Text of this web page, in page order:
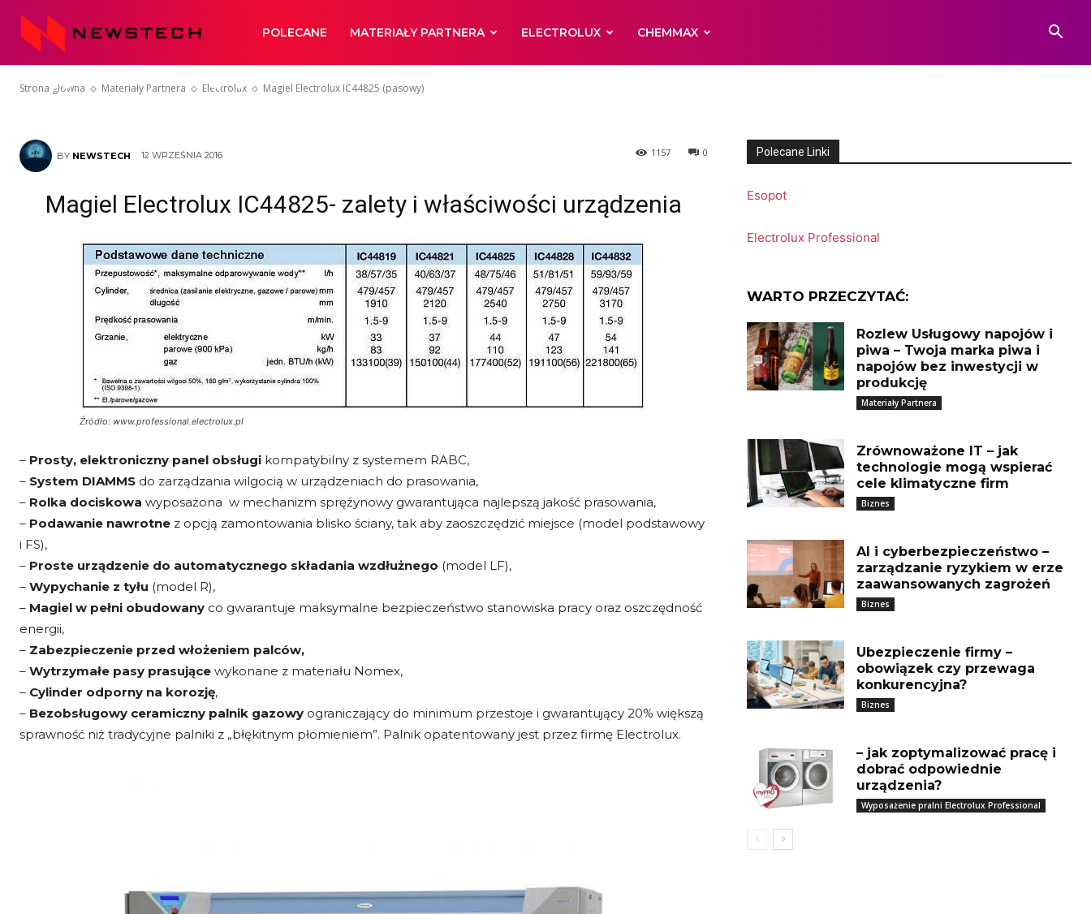
NewstechPOLECANE MATERIAŁY PARTNERA ELECTROLUX CHEMMAX
Strona główna Materiały Partnera Electrolux Magiel Electrolux IC44825 (pasowy)
Magiel Electrolux IC44825
(pasowy)
BY NEWSTECH 12 WRZEŚNIA 2016 0
1157
Magiel Electrolux IC44825- zalety i właściwości urządzenia
Źródło: www.professional.electrolux.pl
– Prosty, elektroniczny panel obsługi kompatybilny z systemem RABC,
– System DIAMMS do zarządzania wilgocią w urządzeniach do prasowania,
– Rolka dociskowa wyposażona w mechanizm sprężynowy gwarantująca najlepszą jakość prasowania,
– Podawanie nawrotne z opcją zamontowania blisko ściany, tak aby zaoszczędzić miejsce (model podstawowy
i FS),
– Proste urządzenie do automatycznego składania wzdłużnego (model LF),
– Wypychanie z tyłu (model R),
– Magiel w pełni obudowany co gwarantuje maksymalne bezpieczeństwo stanowiska pracy oraz oszczędność
energii,
– Zabezpieczenie przed włożeniem palców,
– Wytrzymałe pasy prasujące wykonane z materiału Nomex,
– Cylinder odporny na korozję,
– Bezobsługowy ceramiczny palnik gazowy ograniczający do minimum przestoje i gwarantujący 20% większą
sprawność niż tradycyjne palniki z „błękitnym płomieniem”. Palnik opatentowany jest przez firmę Electrolux.
Polecane Linki
Esopot
Electrolux Professional
WARTO PRZECZYTAĆ:
Rozlew Usługowy napojów i
piwa – Twoja marka piwa i
napojów bez inwestycji w
produkcję
Materiały Partnera
Zrównoważone IT – jak
technologie mogą wspierać
cele klimatyczne firm
Biznes
AI i cyberbezpieczeństwo –
zarządzanie ryzykiem w erze
zaawansowanych zagrożeń
Biznes
Ubezpieczenie firmy –
obowiązek czy przewaga
konkurencyjna?
Biznes
– jak zoptymalizować pracę i
dobrać odpowiednie
urządzenia?
Wyposażenie pralni Electrolux Professional